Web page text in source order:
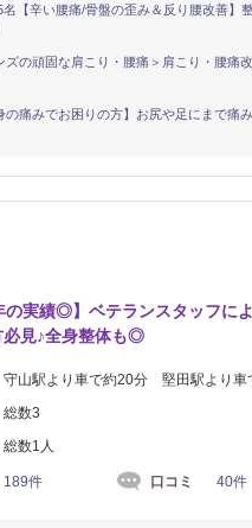
名【辛い腰痛/骨盤の歪み＆反り腰改善】
ズの頑固な肩こり・腰痛＞肩こり・腰痛
の痛みでお困りの方】お尻や足にまで痛
の実績◎】ベテランスタッフに
必見♪全身整体も◎
守山駅より車で約20分 堅田駅より車
総数3
総数1人
189件 口コミ 40件